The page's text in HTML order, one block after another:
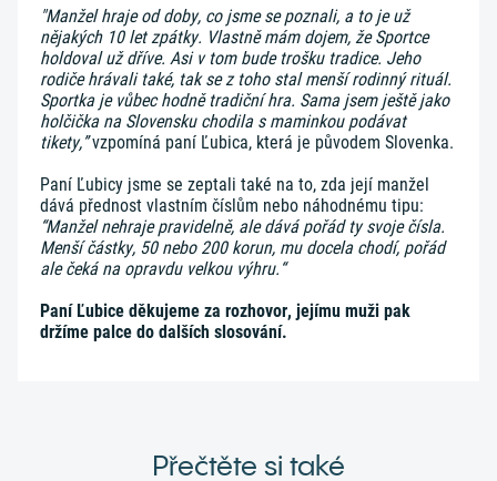
"Manžel hraje od doby, co jsme se poznali, a to je už
nějakých 10 let zpátky. Vlastně mám dojem, že Sportce
holdoval už dříve. Asi v tom bude trošku tradice. Jeho
rodiče hrávali také, tak se z toho stal menší rodinný rituál.
Sportka je vůbec hodně tradiční hra. Sama jsem ještě jako
holčička na Slovensku chodila s maminkou podávat
tikety,”vzpomíná paní Ľubica, která je původem Slovenka.
Paní Ľubicy jsme se zeptali také na to, zda její manžel
dává přednost vlastním číslům nebo náhodnému tipu:
“Manžel nehraje pravidelně, ale dává pořád ty svoje čísla.
Menší částky, 50 nebo 200 korun, mu docela chodí, pořád
ale čeká na opravdu velkou výhru.“
Paní Ľubice děkujeme za rozhovor, jejímu muži pak
držíme palce do dalších slosování.
Přečtěte si také